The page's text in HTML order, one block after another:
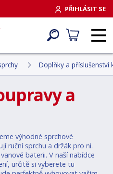
PŘIHLÁSIT SE
Doplňky a příslušenství
a
výhodné sprchové
ruční sprchu a držák pro ni.
baterii. V naší nabídce
určitě si vyberete tu